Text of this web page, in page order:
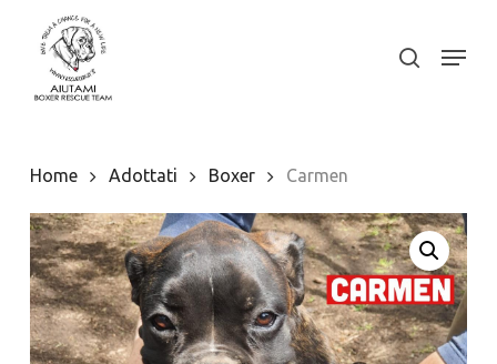
content
search
Menu
Home Adottati Boxer Carmen
Close